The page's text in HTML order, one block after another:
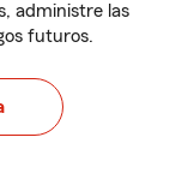
administre las
futuros.